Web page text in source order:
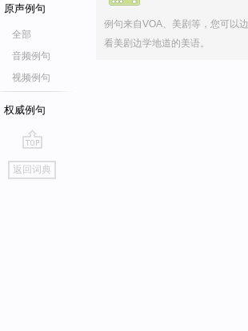
原声例句
全部
音频例句
视频例句
权威例句
go
top
返回词典
例句来自VOA、美剧等，您可以边
看美剧边学地道的美语。